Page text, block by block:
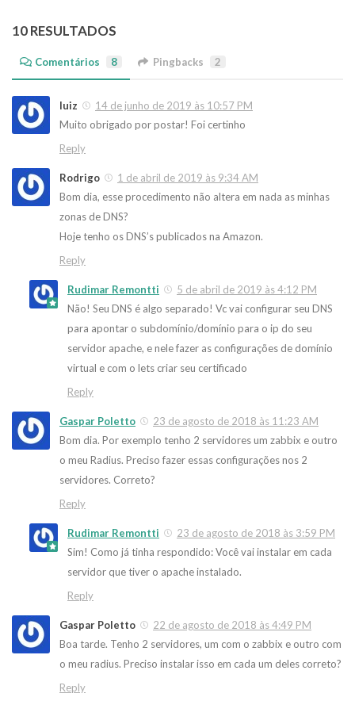
10 RESULTADOS
Comentários 8 Pingbacks 2
luiz
14 de junho de 2019 às 10:57 PM
Muito obrigado por postar! Foi certinho
Reply
Rodrigo
1 de abril de 2019 às 9:34 AM
Bom dia, esse procedimento não altera em nada as minhas
zonas de DNS?
Hoje tenho os DNS’s publicados na Amazon.
Reply
Rudimar Remontti
5 de abril de 2019 às 4:12 PM
Não! Seu DNS é algo separado! Vc vai configurar seu DNS
para apontar o subdomínio/domínio para o ip do seu
servidor apache, e nele fazer as configurações de domínio
virtual e com o lets criar seu certificado
Reply
Gaspar Poletto
23 de agosto de 2018 às 11:23 AM
Bom dia. Por exemplo tenho 2 servidores um zabbix e outro
o meu Radius. Preciso fazer essas configurações nos 2
servidores. Correto?
Reply
Rudimar Remontti
23 de agosto de 2018 às 3:59 PM
Sim! Como já tinha respondido: Você vai instalar em cada
servidor que tiver o apache instalado.
Reply
Gaspar Poletto
22 de agosto de 2018 às 4:49 PM
Boa tarde. Tenho 2 servidores, um com o zabbix e outro com
o meu radius. Preciso instalar isso em cada um deles correto?
Reply